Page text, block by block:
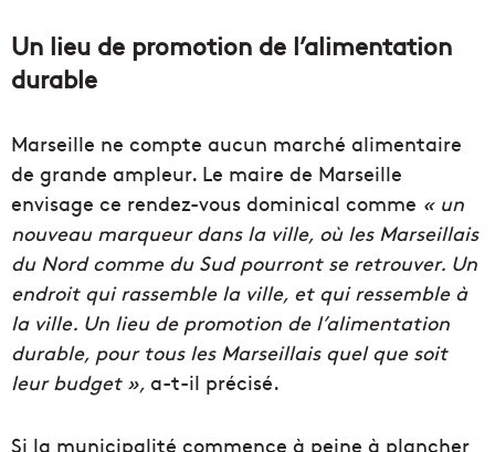
Un lieu de promotion de l’alimentation
durable
Marseille ne compte aucun marché alimentaire
de grande ampleur. Le maire de Marseille
envisage ce rendez-vous dominical comme « un
nouveau marqueur dans la ville, où les Marseillais
du Nord comme du Sud pourront se retrouver. Un
endroit qui rassemble la ville, et qui ressemble à
la ville. Un lieu de promotion de l’alimentation
durable, pour tous les Marseillais quel que soit
leur budget », a-t-il précisé.
Si la municipalité commence à peine à plancher